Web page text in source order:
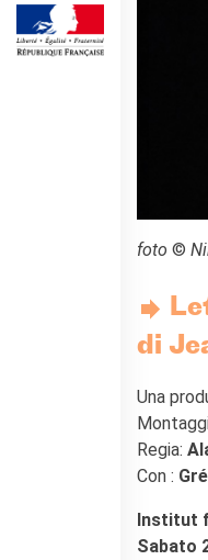
Mobilità
Studiare
Francia
Atelier
foto ©
di
Una
Regia:
Con :
Institut
Sabato